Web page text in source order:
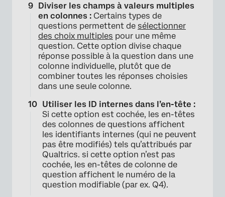
Diviser les champs à valeurs multiples
en colonnes : Certains types de
questions permettent de sélectionner
des choix multiples pour une même
question. Cette option divise chaque
réponse possible à la question dans une
colonne individuelle, plutôt que de
combiner toutes les réponses choisies
dans une seule colonne.
Utiliser les ID internes dans l’en-tête :
Si cette option est cochée, les en-têtes
des colonnes de questions affichent
les identifiants internes (qui ne peuvent
pas être modifiés) tels qu’attribués par
Qualtrics. si cette option n’est pas
cochée, les en-têtes de colonne de
question affichent le numéro de la
question modifiable (par ex. Q4).